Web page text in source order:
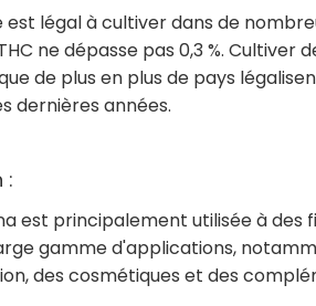
est légal à cultiver dans de
ne dépasse pas 0,3 %.
de plus en plus de pays
dernières années.
:
est principalement utilisée à
gamme d'applications,
des cosmétiques et des